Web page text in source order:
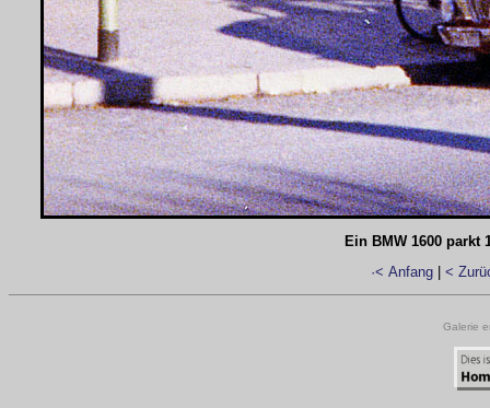
Ein BMW 1600 parkt
·< Anfang| <
Galerie